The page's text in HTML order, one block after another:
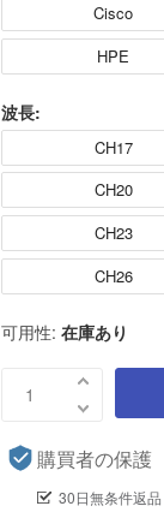
Cisco
HPE
波長:
CH17
CH20
CH23
CH26
可用性: 在庫あり
購買者の保護
30日無条件返品